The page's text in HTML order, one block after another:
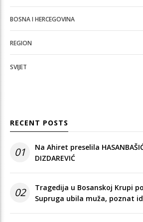
BOSNA I HERCEGOVINA
REGION
SVIJET
RECENT POSTS
01
Na Ahiret preselila
DIZDAREVIĆ
02
Tragedija u Bosanskoj Krupi
Supruga ubila muža, poznat